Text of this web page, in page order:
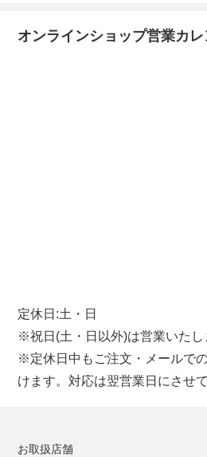
オンラインショップ営業カ
定休日:土・日
※祝日(土・日以外)は営業いたし
※定休日中もご注文・メールで
けます。対応は翌営業日にさせ
お取扱店舗